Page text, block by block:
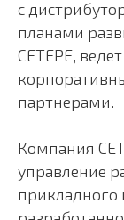
с
планами
СЕТЕРЕ,
партнерами.
Компания
управление
прикладного